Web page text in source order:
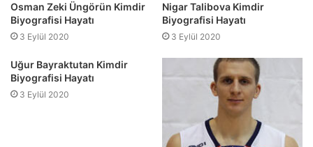
Osman Zeki Üngörün Kimdir
Biyografisi Hayatı
3 Eylül 2020
Nigar Talibova Kimdir
Biyografisi Hayatı
3 Eylül 2020
Uğur Bayraktutan Kimdir
Biyografisi Hayatı
3 Eylül 2020